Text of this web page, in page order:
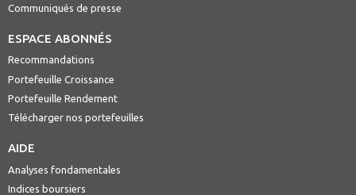
Communiqués de presse
ESPACE ABONNÉS
Recommandations
Portefeuille Croissance
Portefeuille Rendement
Télécharger nos portefeuilles
AIDE
Analyses fondamentales
Indices boursiers